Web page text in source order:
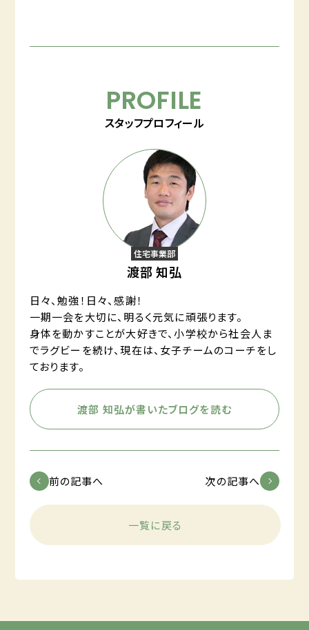
PROFILE
スタッフプロフィール
住宅事業部
渡部 知弘
日々、勉強！日々、感謝！
一期一会を大切に、明るく元気に頑張ります。
身体を動かすことが大好きで、小学校から社会人ま
でラグビーを続け、現在は、女子チームのコーチをし
ております。
渡部 知弘が書いたブログを読む
前の記事へ 次の記事へ
一覧に戻る